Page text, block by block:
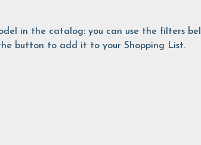
in the catalog: you can use the filters
button to add it to your Shopping List.